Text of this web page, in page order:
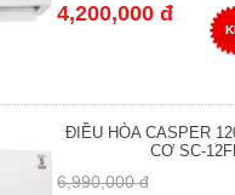
4,200,000 đ
ĐIỀU HÒA CASPER
CƠ SC-
6,990,000 đ